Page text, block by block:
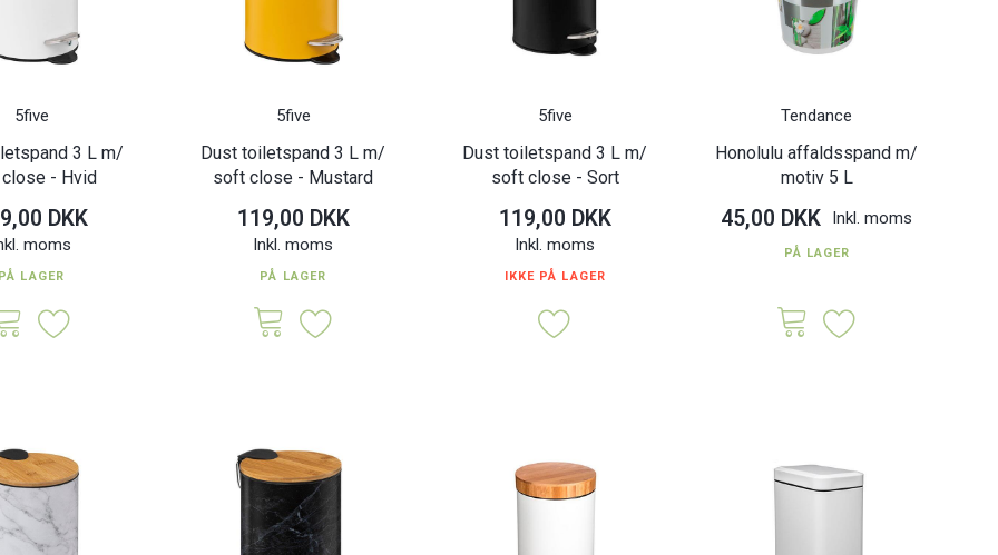
5five
3 L m/
- Hvid
DKK
moms
LAGER
5five
Dust toiletspand 3 L m/
soft close - Mustard
119,00 DKK
Inkl. moms
PÅ LAGER
5five
Dust toiletspand 3 L m/
soft close - Sort
119,00 DKK
Inkl. moms
IKKE PÅ LAGER
Tendance
Honolulu affaldsspand m/
motiv 5 L
45,00 DKK Inkl. moms
PÅ LAGER